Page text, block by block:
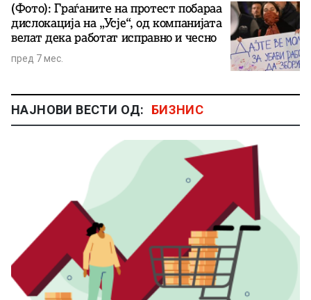
(Фото): Граѓаните на протест побараа
дислокација на „Усје“, од компанијата
велат дека работат исправно и чесно
пред 7 мес.
НАЈНОВИ ВЕСТИ ОД: БИЗНИС